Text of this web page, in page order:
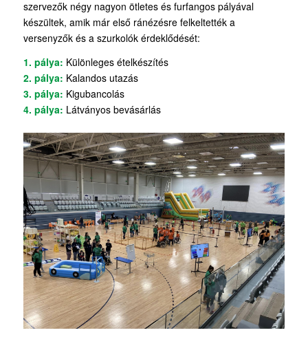
szervezők négy nagyon ötletes és furfangos pályával
készültek, amik már első ránézésre felkeltették a
versenyzők és a szurkolók érdeklődését:
1. pálya: Különleges ételkészítés
2. pálya: Kalandos utazás
3. pálya: Kigubancolás
4. pálya: Látványos bevásárlás